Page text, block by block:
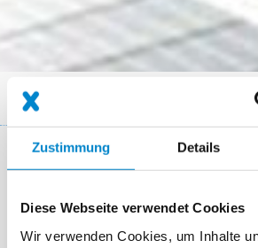
Zustimmung Details
Diese Webseite verwendet Cookies
Wir verwenden Cookies, um Inhalte
Breadcrumb Erneuerbare
Lösungen für Erneuerbare
Die Herausforderungen Erneuerbarer